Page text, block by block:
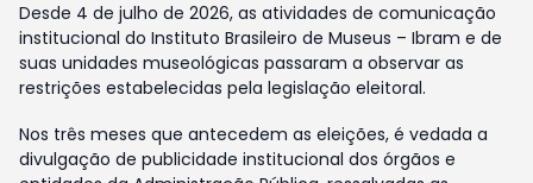
Desde 4 de julho de 2026, as atividades de comunicação
institucional do Instituto Brasileiro de Museus – Ibram e de
suas unidades museológicas passaram a observar as
restrições estabelecidas pela legislação eleitoral.
Nos três meses que antecedem as eleições, é vedada a
divulgação de publicidade institucional dos órgãos e